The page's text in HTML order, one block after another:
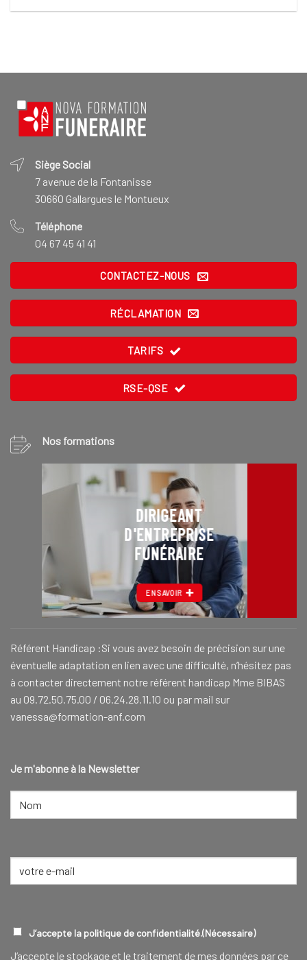
Siège Social
7 avenue de la Fontanisse
30660 Gallargues le Montueux
Téléphone
04 67 45 41 41
CONTACTEZ-NOUS
RÉCLAMATION
TARIFS
RSE-QSE
Nos formations
DIRIGEANT
D'ENTREPRISE
FUNÉRAIRE
EN SAVOIR
Référent Handicap :Si vous avez besoin de précision sur une
éventuelle adaptation en lien avec une difficulté, n’hésitez pas
à contacter directement notre référent handicap Mme BIBAS
au 09.72.50.75.00 / 06.24.28.11.10 ou par mail sur
vanessa@formation-anf.com
Je m'abonne à la Newsletter
NOM
RGPD(NÉCESSAIRE)
J’accepte la politique de confidentialité.(Nécessaire)
J‘accepte le stockage et le traitement de mes données par ce